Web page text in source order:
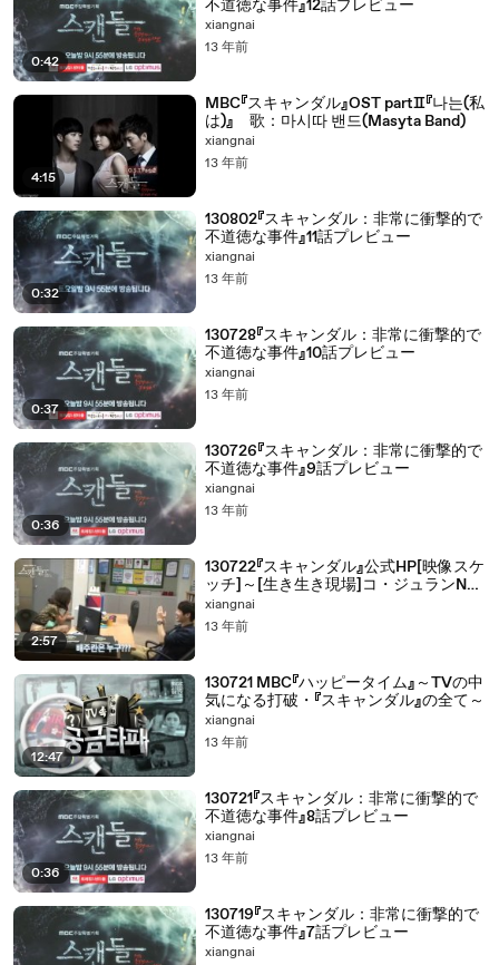
0:42
不道徳な事件』12話プレビュー
xiangnai
13 年前
4:15
MBC『スキャンダル』OST partⅡ『나는(私
は)』 歌：마시따 밴드(Masyta Band)
xiangnai
13 年前
0:32
130802『スキャンダル：非常に衝撃的で
不道徳な事件』11話プレビュー
xiangnai
13 年前
0:37
130728『スキャンダル：非常に衝撃的で
不道徳な事件』10話プレビュー
xiangnai
13 年前
0:36
130726『スキャンダル：非常に衝撃的で
不道徳な事件』9話プレビュー
xiangnai
13 年前
2:57
130722『スキャンダル』公式HP[映像スケ
ッチ]～[生き生き現場]コ・ジュランNG
事件！～
xiangnai
13 年前
12:47
130721 MBC『ハッピータイム』～TVの中
気になる打破・『スキャンダル』の全て～
xiangnai
13 年前
0:36
130721『スキャンダル：非常に衝撃的で
不道徳な事件』8話プレビュー
xiangnai
13 年前
130719『スキャンダル：非常に衝撃的で
不道徳な事件』7話プレビュー
xiangnai